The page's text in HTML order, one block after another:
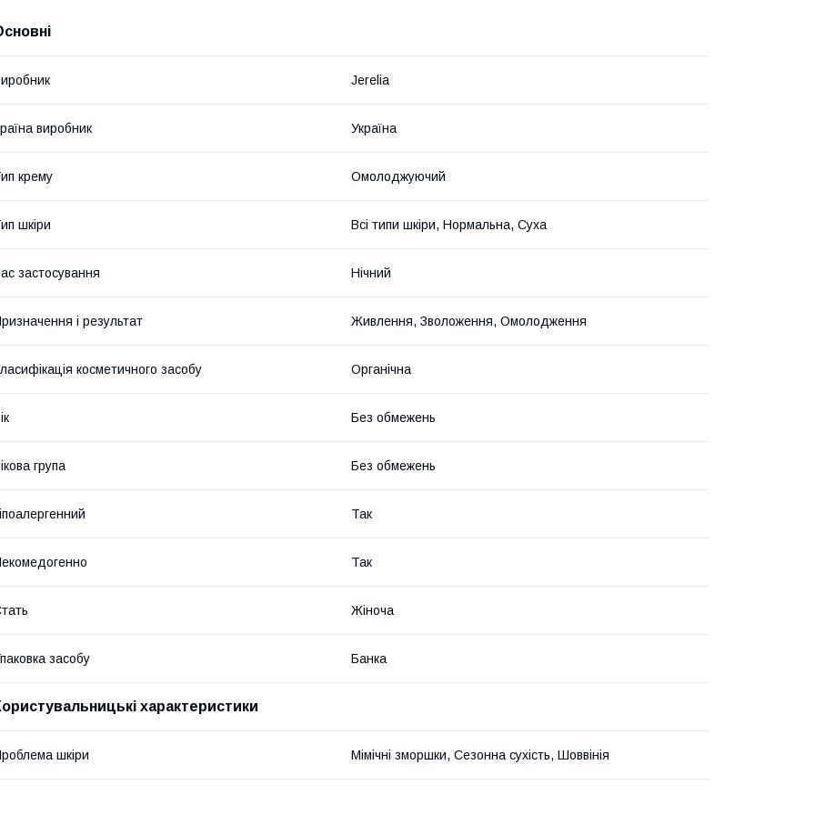
Jerelia
виробник Україна
крему Омолоджуючий
шкіри Всі типи шкіри, Нормальна, Суха
застосування Нічний
і результат Живлення, Зволоження, Омолодження
косметичного засобу Органічна
Без обмежень
група Без обмежень
Так
Так
Жіноча
засобу Банка
характеристики
шкіри Мімічні зморшки, Сезонна сухість, Шоввінія